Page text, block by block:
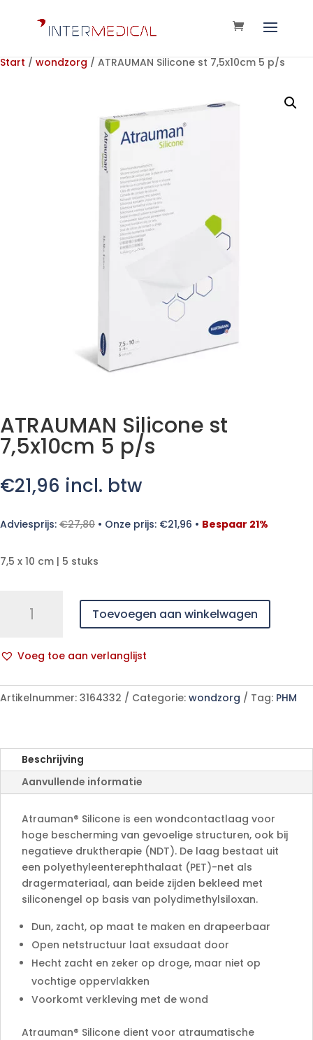
Start / wondzorg / ATRAUMAN Silicone st 7,5x10cm 5 p/s
ATRAUMAN Silicone st
7,5x10cm 5 p/s
€21,96 incl. btw
Adviesprijs: €27,80 • Onze prijs: €21,96 • Bespaar 21%
7,5 x 10 cm | 5 stuks
Silicone
5
aantal
Toevoegen aan winkelwagen
Voeg toe aan verlanglijst
l
t
n
a
Artikelnummer: 3164332 Categorie: wondzorg Tag: PHM
Beschrijving
Aanvullende informatie
Atrauman® Silicone is een wondcontactlaag voor
hoge bescherming van gevoelige structuren, ook bij
negatieve druktherapie (NDT). De laag bestaat uit
een polyethyleenterephthalaat (PET)-net als
dragermateriaal, aan beide zijden bekleed met
siliconengel op basis van polydimethylsiloxan.
Dun, zacht, op maat te maken en drapeerbaar
Open netstructuur laat exsudaat door
Hecht zacht en zeker op droge, maar niet op
vochtige oppervlakken
Voorkomt verkleving met de wond
Atrauman® Silicone dient voor atraumatische